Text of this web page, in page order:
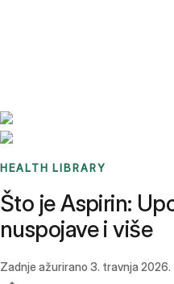
HEALTH LIBRARY
Što je Aspirin:
nuspojave i više
Zadnje ažurirano 3. travnja 2026.